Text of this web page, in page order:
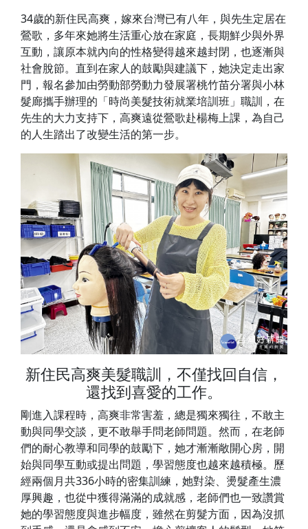
34歲的新住民高爽，嫁來台灣已有八年，與先生定居在
鶯歌，多年來她將生活重心放在家庭，長期鮮少與外界
互動，讓原本就內向的性格變得越來越封閉，也逐漸與
社會脫節。直到在家人的鼓勵與建議下，她決定走出家
門，報名參加由勞動部勞動力發展署桃竹苗分署與小林
髮廊攜手辦理的「時尚美髮技術就業培訓班」職訓，在
先生的大力支持下，高爽遠從鶯歌赴楊梅上課，為自己
的人生踏出了改變生活的第一步。
新住民高爽美髮職訓，不僅找回自信，
還找到喜愛的工作。
剛進入課程時，高爽非常害羞，總是獨來獨往，不敢主
動與同學交談，更不敢舉手問老師問題。然而，在老師
們的耐心教導和同學的鼓勵下，她才漸漸敞開心房，開
始與同學互動或提出問題，學習態度也越來越積極。歷
經兩個月共336小時的密集訓練，她對染、燙髮產生濃
厚興趣，也從中獲得滿滿的成就感，老師們也一致讚賞
她的學習態度與進步幅度，雖然在剪髮方面，因為沒抓